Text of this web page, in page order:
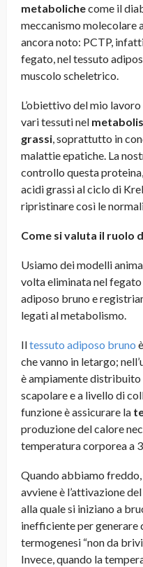
metabolichecome il
meccanismo molecolare
ancora noto: PCTP,
fegato, nel tessuto
muscolo scheletrico.
L’obiettivo del mio
vari tessuti nel
grassi, soprattutto in
malattie epatiche. La
controllo questa
acidi grassi al ciclo di
ripristinare così le
Come si valuta il ruolo
Usiamo dei modelli
volta eliminata nel
adiposo bruno e
legati al metabolismo.
Iltessuto adiposo bruno
che vanno in letargo;
è ampiamente distribuito
scapolare e a livello di
funzione è assicurare la
produzione del calore
temperatura corporea a
Quando abbiamo
avviene è l’attivazione
alla quale si iniziano a
inefficiente per generare
termogenesi “non da
Invece, quando la